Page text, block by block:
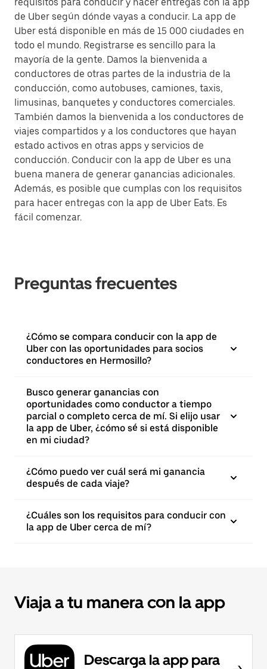
de Uber según dónde vayas a conducir. La app de
Uber está disponible en más de 15 000 ciudades en
todo el mundo. Registrarse es sencillo para la
mayoría de la gente. Damos la bienvenida a
conductores de otras partes de la industria de la
conducción, como autobuses, camiones, taxis,
limusinas, banquetes y conductores comerciales.
También damos la bienvenida a los conductores de
viajes compartidos y a los conductores que hayan
estado activos en otras apps y servicios de
conducción. Conducir con la app de Uber es una
buena manera de generar ganancias adicionales.
Además, es posible que cumplas con los requisitos
para hacer entregas con la app de Uber Eats. Es
fácil comenzar.
Preguntas frecuentes
¿Cómo se compara conducir con la app de
Uber con las oportunidades para socios
conductores en Hermosillo?
Busco generar ganancias con
oportunidades como conductor a tiempo
parcial o completo cerca de mí. Si elijo usar
la app de Uber, ¿cómo sé si está disponible
en mi ciudad?
¿Cómo puedo ver cuál será mi ganancia
después de cada viaje?
¿Cuáles son los requisitos para conducir con
la app de Uber cerca de mí?
Viaja a tu manera con la app
Descarga la app para